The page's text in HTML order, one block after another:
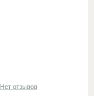
Нет отзывов